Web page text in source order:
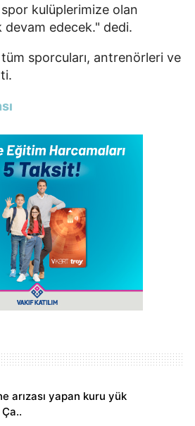
kulüplerimize olan
edecek." dedi.
tüm sporcuları, antrenörleri ve
arızası yapan kuru yük